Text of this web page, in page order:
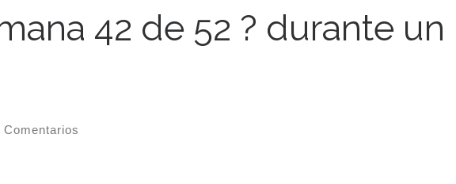
42 de 52 ? durante un
Comentarios